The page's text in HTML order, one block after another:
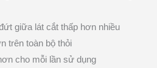
giữa lát cắt thấp hơn nhiều
trên toàn bộ thỏi
cho mỗi lần sử dụng